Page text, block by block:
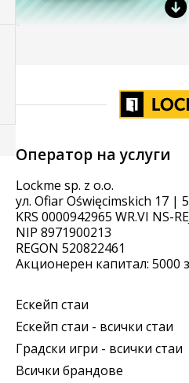
Оператор на услуги
Lockme sp. z o.o.
ул. Ofiar Oświęcimskich 17 |
KRS 0000942965 WR.VI NS-
NIP 8971900213
REGON 520822461
Акционерен капитал: 5000
Ескейп стаи
Ескейп стаи - всички стаи
Градски игри - всички стаи
Всички брандове